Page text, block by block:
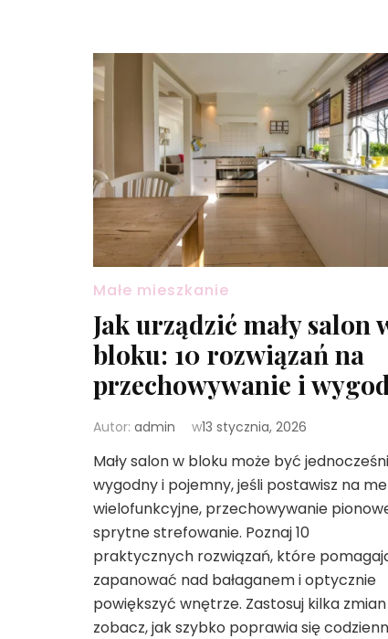
Małe mieszkanie
Jak urządzić mały salon
bloku: 10 rozwiązań na
przechowywanie i
Autor: admin w13 stycznia, 2026
Mały salon w bloku może być
wygodny i pojemny, jeśli postawisz na
wielofunkcyjne, przechowywanie
sprytne strefowanie. Poznaj 10
praktycznych rozwiązań, które
zapanować nad bałaganem i optycznie
powiększyć wnętrze. Zastosuj kilka
zobacz, jak szybko poprawia się